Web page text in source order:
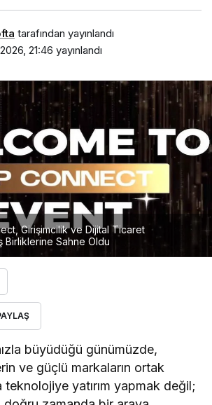
tarafından yayınlandı
21:46 yayınlandı
Girişimcilik ve Dijital Ticaret
Birliklerine Sahne Oldu
büyüdüğü günümüzde,
ve güçlü markaların ortak
teknolojiye yatırım yapmak değil;